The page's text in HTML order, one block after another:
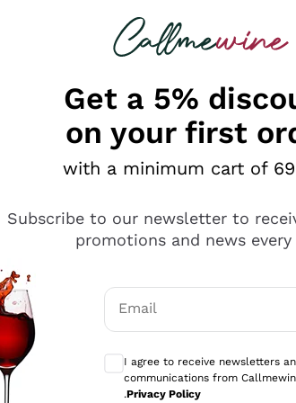
looking for
Get a 5%
on your first
with a minimum cart of
Subscribe to our newsletter to
promotions and news every
Email
I agree to receive newsletters
communications from
.Privacy Policy